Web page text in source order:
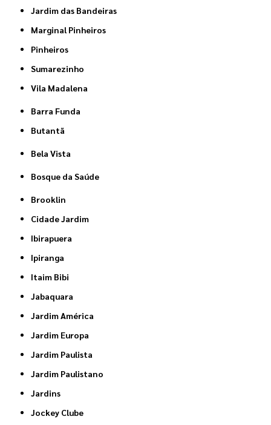
Jardim das Bandeiras
Marginal Pinheiros
Pinheiros
Sumarezinho
Vila Madalena
Barra Funda
Butantã
Bela Vista
Bosque da Saúde
Brooklin
Cidade Jardim
Ibirapuera
Ipiranga
Itaim Bibi
Jabaquara
Jardim América
Jardim Europa
Jardim Paulista
Jardim Paulistano
Jardins
Jockey Clube